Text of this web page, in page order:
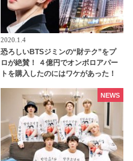
2020.1.4
恐ろしいBTSジミンの“財テク”をプ
ロが絶賛！ ４億円でオンボロアパー
トを購入したのにはワケがあった！
地主になるってホント？
NEWS